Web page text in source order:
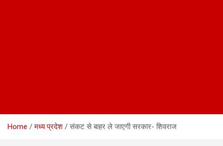
Home मध्य प्रदेश संकट से बाहर ले जाएगी सरकार- शिवराज